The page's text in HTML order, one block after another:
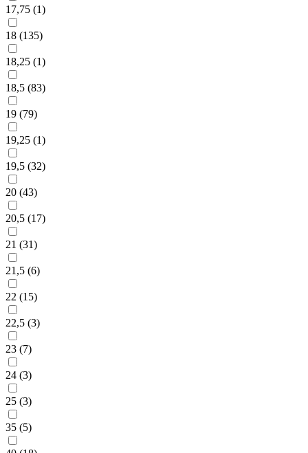
17,75 (1)
18 (135)
18,25 (1)
18,5 (83)
19 (79)
19,25 (1)
19,5 (32)
20 (43)
20,5 (17)
21 (31)
21,5 (6)
22 (15)
22,5 (3)
23 (7)
24 (3)
25 (3)
35 (5)